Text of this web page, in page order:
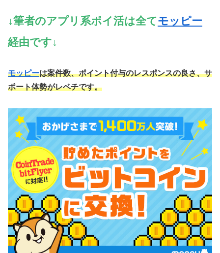
↓筆者のアプリ系ポイ活は全てモッピー
経由です↓
モッピーは案件数、ポイント付与のレスポンスの良さ、サ
ポート体勢がレベチです。